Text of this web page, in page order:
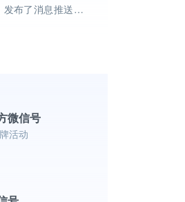
布了消息推送专项
微信号
活动